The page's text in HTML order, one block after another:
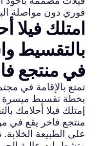
فوري دون مواصلة
امتلك فيلا
بالتقسيط
في منتجع
تمتع بالإقامة في
بخطة تقسيط ميسرة
إمتلك فيلا أحلامك
منتجع فاخر يقع في
على الطبيعة